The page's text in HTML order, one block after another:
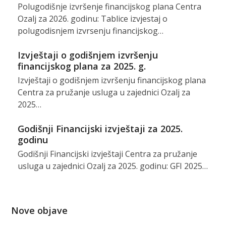
Polugodišnje izvršenje financijskog plana Centra
Ozalj za 2026. godinu: Tablice izvjestaj o
polugodisnjem izvrsenju financijskog…
Izvještaji o godišnjem izvršenju
financijskog plana za 2025. g.
Izvještaji o godišnjem izvršenju financijskog plana
Centra za pružanje usluga u zajednici Ozalj za
2025…
Godišnji Financijski izvještaji za 2025.
godinu
Godišnji Financijski izvještaji Centra za pružanje
usluga u zajednici Ozalj za 2025. godinu: GFI 2025…
Nove objave